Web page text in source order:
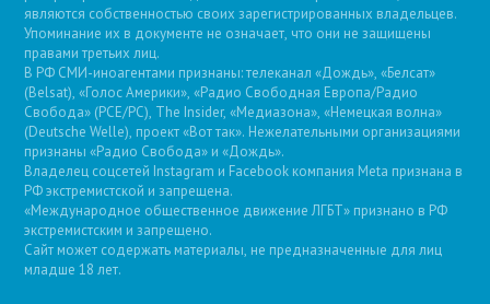
являются собственностью своих зарегистрированных владельцев.
Упоминание их в документе не означает, что они не защищены
правами третьих лиц.
В РФ СМИ-иноагентами признаны: телеканал «Дождь», «Белсат»
(Belsat), «Голос Америки», «Радио Свободная Европа/Радио
Свобода» (PCE/PC), The Insider, «Медиазона», «Немецкая волна»
(Deutsche Welle), проект «Вот так». Нежелательными организациями
признаны «Радио Свобода» и «Дождь».
Владелец соцсетей Instagram и Facebook компания Metа признана в
РФ экстремистской и запрещена.
«Международное общественное движение ЛГБТ» признано в РФ
экстремистским и запрещено.
Сайт может содержать материалы, не предназначенные для лиц
младше 18 лет.